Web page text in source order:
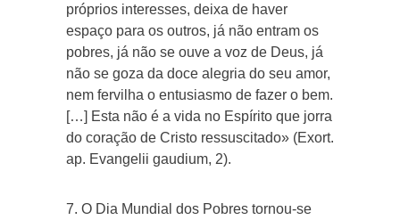
próprios interesses, deixa de haver
espaço para os outros, já não entram os
pobres, já não se ouve a voz de Deus, já
não se goza da doce alegria do seu amor,
nem fervilha o entusiasmo de fazer o bem.
[…] Esta não é a vida no Espírito que jorra
do coração de Cristo ressuscitado» (Exort.
ap. Evangelii gaudium, 2).
7. O Dia Mundial dos Pobres tornou-se